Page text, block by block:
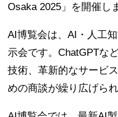
Osaka 2025」を開催し
AI博覧会は、AI・人工
示会です。ChatGPTな
技術、革新的なサービ
めの商談が繰り広げられ